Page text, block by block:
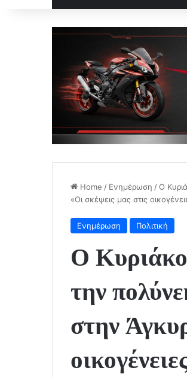
Home / Ενημέρωση /Ο
«Οι σκέψεις μας στις
Ενημέρωση Πολιτική
Ο
την
στην